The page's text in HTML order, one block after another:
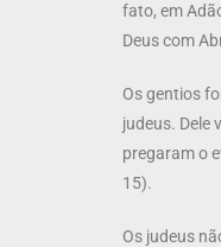
fato, em
Deus com
Os gentios
judeus. Dele
pregaram o
15).
Os judeus